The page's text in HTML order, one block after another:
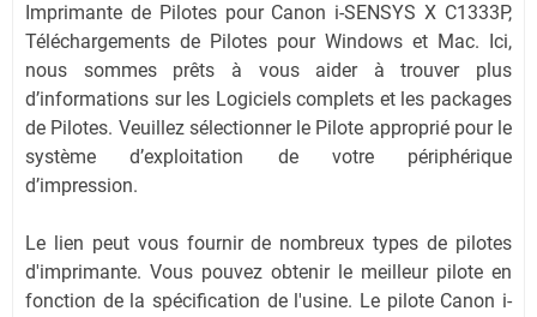
Imprimante de Pilotes pour Canon i-SENSYS X C1333P,
Téléchargements de Pilotes pour Windows et Mac. Ici,
nous sommes prêts à vous aider à trouver plus
d’informations sur les Logiciels complets et les packages
de Pilotes. Veuillez sélectionner le Pilote approprié pour le
système d’exploitation de votre périphérique
d’impression.
Le lien peut vous fournir de nombreux types de pilotes
d'imprimante. Vous pouvez obtenir le meilleur pilote en
fonction de la spécification de l'usine. Le pilote Canon i-